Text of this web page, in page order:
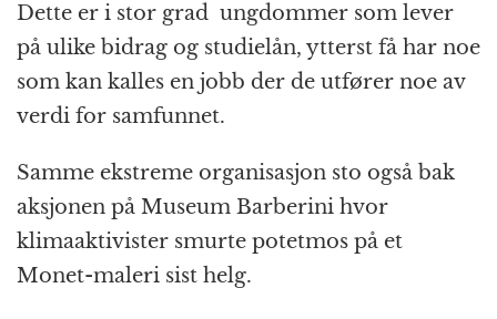
Dette er i stor grad ungdommer som lever
på ulike bidrag og studielån, ytterst få har noe
som kan kalles en jobb der de utfører noe av
verdi for samfunnet.
Samme ekstreme organisasjon sto også bak
aksjonen på Museum Barberini hvor
klimaaktivister smurte potetmos på et
Monet-maleri sist helg.